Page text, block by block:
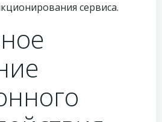
сервиса.